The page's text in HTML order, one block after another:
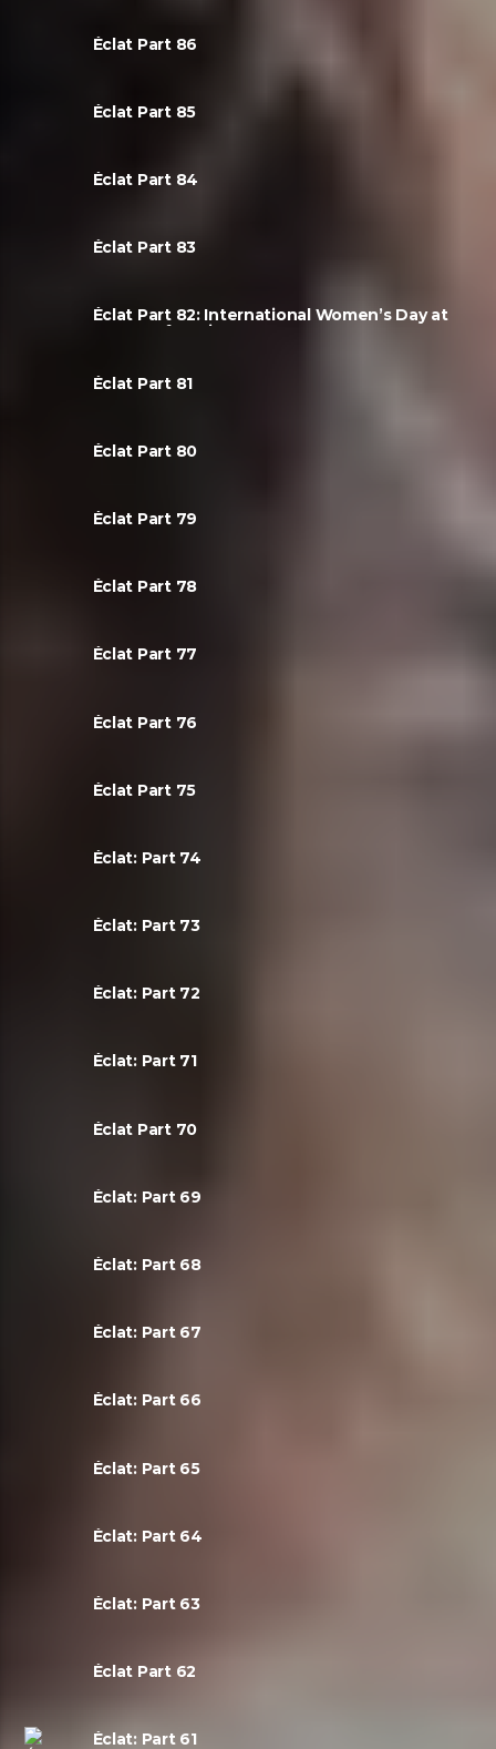
Éclat Part 86
Éclat Part 85
Éclat Part 84
Éclat Part 83
Éclat Part 82: International Women’s Day at
House Of Music!
Éclat Part 81
Éclat Part 80
Éclat Part 79
Éclat Part 78
Éclat Part 77
Éclat Part 76
Éclat Part 75
Éclat: Part 74
Éclat: Part 73
Éclat: Part 72
Éclat: Part 71
Éclat Part 70
Éclat: Part 69
Éclat: Part 68
Éclat: Part 67
Éclat: Part 66
Éclat: Part 65
Éclat: Part 64
Éclat: Part 63
Éclat Part 62
Éclat: Part 61